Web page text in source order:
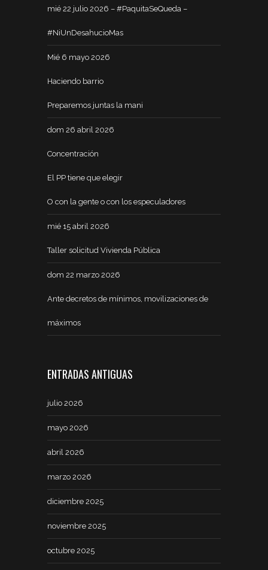
mié 22 julio 2026 – #PaquitaSeQueda –
#NiUnDesahucioMas
Mié 6 mayo 2026
Haciendo barrio
Preparemos juntas la mani
dom 26 abril 2026
Concentración
El PP tiene que elegir
O con la gente o con los especuladores
mié 15 abril 2026
Taller solicitud Vivienda Pública
dom 22 marzo 2026
Ante decretos de mínimos, movilizaciones de
máximos
ENTRADAS ANTIGUAS
julio 2026
mayo 2026
abril 2026
marzo 2026
diciembre 2025
noviembre 2025
octubre 2025